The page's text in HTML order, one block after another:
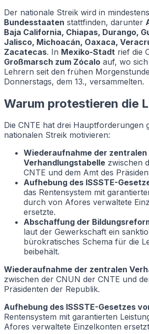
Der nationale Streik wird in mindestens
Bundesstaaten stattfinden, darunter
Baja California, Chiapas, Durango,
Jalisco, Michoacán, Oaxaca,
Zacatecas. In Mexiko-Stadt rief die
Großmarsch zum Zócalo auf, wo
Lehrern seit den frühen
Donnerstags, dem 13., versammelten.
Warum protestieren die
Die CNTE hat drei Hauptforderungen
nationalen Streik motivieren:
Wiederaufnahme der zentralen
Verhandlungstabelle zwischen
CNTE und dem Amt des
Aufhebung des ISSSTE-
das Rentensystem mit
durch von Afores verwaltete
ersetzte.
Abschaffung der
laut der Gewerkschaft ein
bürokratisches Schema für die
beibehält.
Wiederaufnahme der zentralen
zwischen der CNUN der CNTE und
Präsidenten der Republik.
Aufhebung des ISSSTE-Gesetzes
Rentensystem mit garantierten
Afores verwaltete Einzelkonten